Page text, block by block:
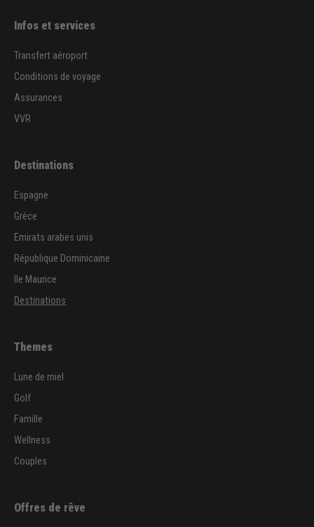
Infos et services
Transfert aéroport
Conditions de voyage
Assurances
VVR
Destinations
Espagne
Grèce
Emirats arabes unis
République Dominicaine
Ile Maurice
Destinations
Themes
Lune de miel
Golf
Famille
Wellness
Couples
Offres de rêve